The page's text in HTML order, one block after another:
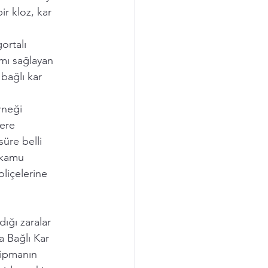
kloz, kar
sağlayan
kar
belli
zaralar
Bağlı Kar